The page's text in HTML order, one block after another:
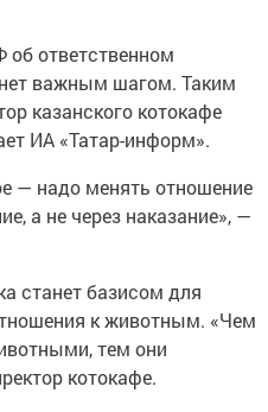
ответственном
важным шагом. Таким
казанского котокафе
ИА «Татар-информ».
— надо менять отношение
а не через наказание», —
станет базисом для
к животным. «Чем
тем они
котокафе.